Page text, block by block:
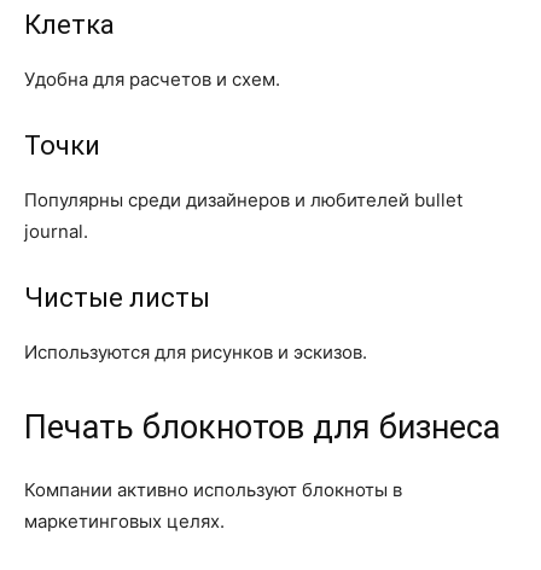
Клетка
Удобна для расчетов и схем.
Точки
Популярны среди дизайнеров и любителей bullet
journal.
Чистые листы
Используются для рисунков и эскизов.
Печать блокнотов для бизнеса
Компании активно используют блокноты в
маркетинговых целях.